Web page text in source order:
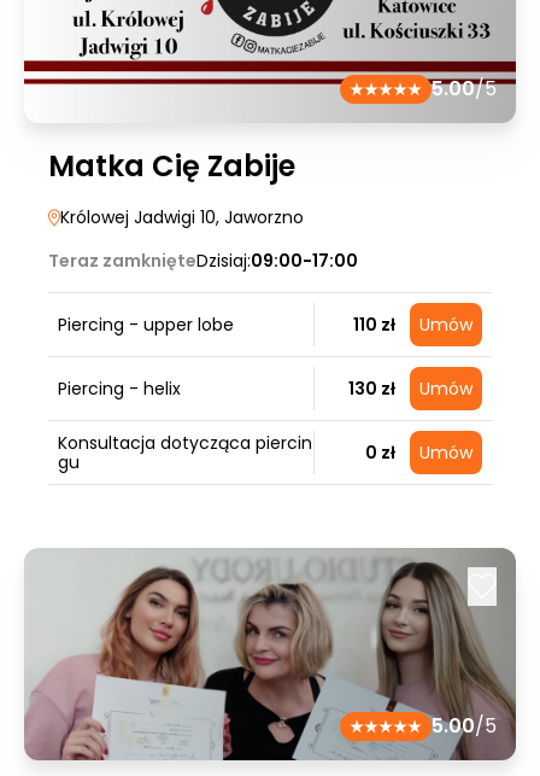
5.00/5
Matka Cię Zabije
Królowej Jadwigi 10, Jaworzno
Teraz zamknięteDzisiaj:09:00-17:00
Piercing - upper lobe 110 zł Umów
Piercing - helix 130 zł Umów
Konsultacja dotycząca piercin
gu
0 zł Umów
5.00/5